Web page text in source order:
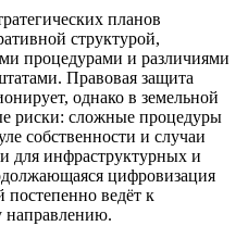
планов
структурой,
процедурами и различиями
Правовая защита
однако в земельной
риски: сложные процедуры
собственности и случаи
для инфраструктурных и
цифровизация
ведёт к
направлению.